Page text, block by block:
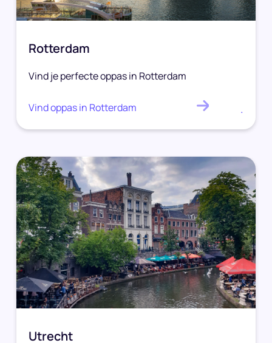
Rotterdam
Vind je perfecte oppas in Rotterdam
Vind oppas in Rotterdam .
Utrecht